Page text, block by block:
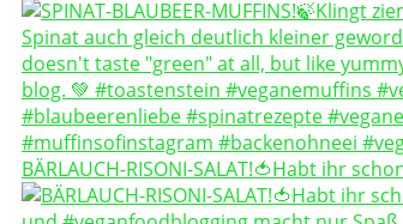
BÄRLAUCH-RISONI-SALAT!🍅Habt ihr